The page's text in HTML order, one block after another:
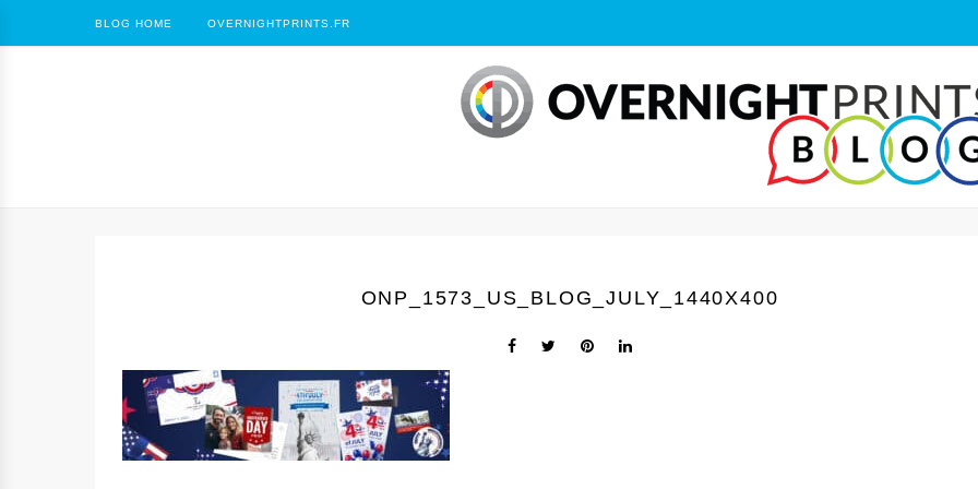
BLOG HOME OVERNIGHTPRINTS.FR
ONP_1573_US_BLOG_JULY_1440X400